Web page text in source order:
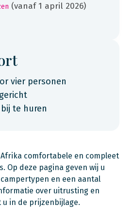
(vanaf 1 april 2026)
vier personen
te huren
comfortabele en compleet
Op deze pagina geven wij u
en een aantal
over uitrusting en
in de prijzenbijlage.